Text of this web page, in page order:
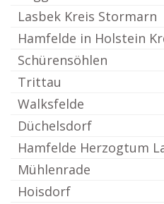
Lasbek Kreis Stormarn
Hamfelde in Holstein
Schürensöhlen
Trittau
Walksfelde
Düchelsdorf
Hamfelde Herzogtum
Mühlenrade
Hoisdorf